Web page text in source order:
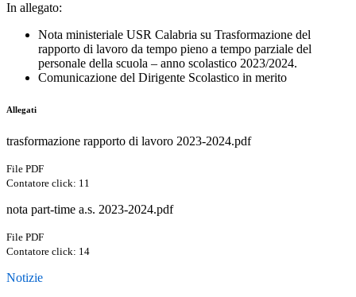
In allegato:
Nota ministeriale USR Calabria su Trasformazione del
rapporto di lavoro da tempo pieno a tempo parziale del
personale della scuola – anno scolastico 2023/2024.
Comunicazione del Dirigente Scolastico in merito
Allegati
trasformazione rapporto di lavoro 2023-2024.pdf
File PDF
Contatore click: 11
nota part-time a.s. 2023-2024.pdf
File PDF
Contatore click: 14
Notizie